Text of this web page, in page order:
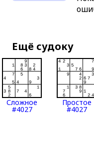
Ещё судоку
Сложное
#4027
Простое
#4027